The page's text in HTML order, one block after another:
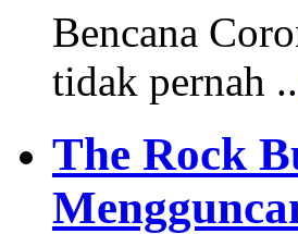
Bencana
tidak pernah ..
The Rock